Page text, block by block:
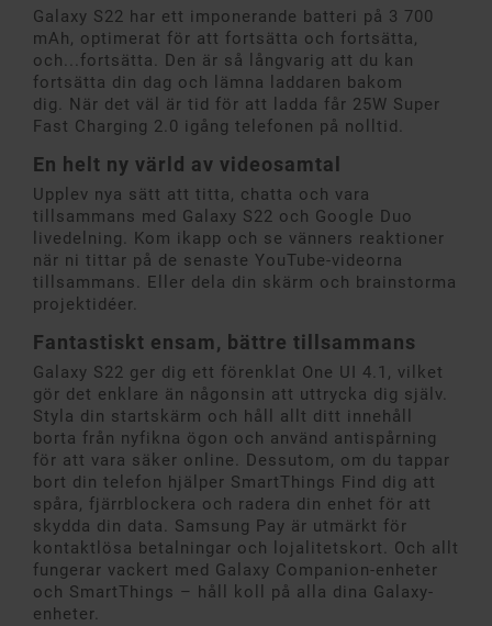
Galaxy S22 har ett imponerande batteri på 3 700
mAh, optimerat för att fortsätta och fortsätta,
och...fortsätta. Den är så långvarig att du kan
fortsätta din dag och lämna laddaren bakom
dig. När det väl är tid för att ladda får 25W Super
Fast Charging 2.0 igång telefonen på nolltid.
En helt ny värld av videosamtal
Upplev nya sätt att titta, chatta och vara
tillsammans med Galaxy S22 och Google Duo
livedelning. Kom ikapp och se vänners reaktioner
när ni tittar på de senaste YouTube-videorna
tillsammans. Eller dela din skärm och brainstorma
projektidéer.
Fantastiskt ensam, bättre tillsammans
Galaxy S22 ger dig ett förenklat One UI 4.1, vilket
gör det enklare än någonsin att uttrycka dig själv.
Styla din startskärm och håll allt ditt innehåll
borta från nyfikna ögon och använd antispårning
för att vara säker online. Dessutom, om du tappar
bort din telefon hjälper SmartThings Find dig att
spåra, fjärrblockera och radera din enhet för att
skydda din data. Samsung Pay är utmärkt för
kontaktlösa betalningar och lojalitetskort. Och allt
fungerar vackert med Galaxy Companion-enheter
och SmartThings – håll koll på alla dina Galaxy-
enheter.